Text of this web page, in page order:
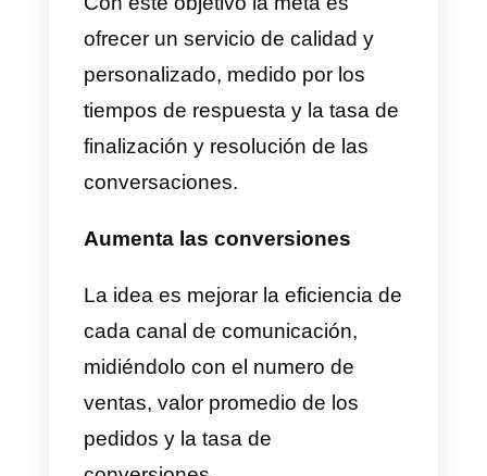
es único y, por lo tanto, requiere
de estrategias personalizadas
Conoce a tu público
objetivo y sus preferencias
Para crear una estrategia
omnicanal efectiva utilizando
Callbell , es indispensable
entender a quién te diriges y
qué es lo que desean